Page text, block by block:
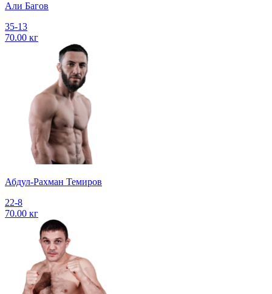
Али Багов
35-13
70.00 кг
Абдул-Рахман Темиров
22-8
70.00 кг